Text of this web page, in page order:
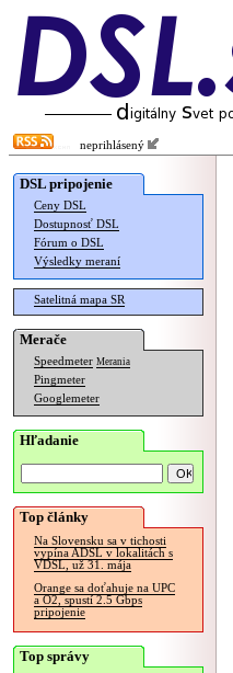
neprihlásený
DSL pripojenie
Ceny DSL
Dostupnosť DSL
Fórum o DSL
Výsledky meraní
Satelitná mapa SR
Merače
Speedmeter Merania
Pingmeter
Googlemeter
Hľadanie
Top články
Na Slovensku sa v tichosti
vypína ADSL v lokalitách s
VDSL, už 31. mája
Orange sa doťahuje na UPC
a O2, spustí 2.5 Gbps
pripojenie
Top správy